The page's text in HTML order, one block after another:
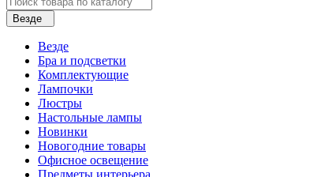
Везде
Везде
Бра и подсветки
Комплектующие
Лампочки
Люстры
Настольные лампы
Новинки
Новогодние товары
Офисное освещение
Предметы интерьера